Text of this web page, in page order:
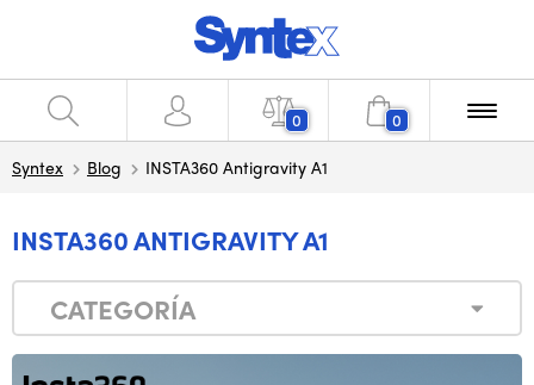
0 0
Syntex Blog INSTA360 Antigravity A1
INSTA360 ANTIGRAVITY A1
CATEGORÍA